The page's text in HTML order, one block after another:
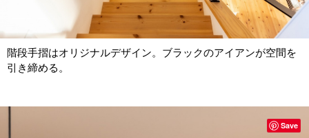
階段手摺はオリジナルデザイン。ブラックのアイアンが空間を
引き締める。
Save